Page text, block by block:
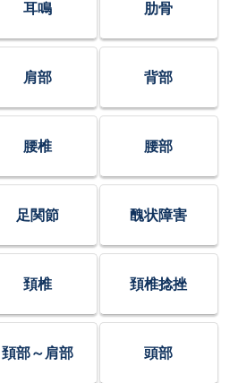
耳鳴 肋骨
肩部 背部
腰椎 腰部
足関節 醜状障害
頚椎 頚椎捻挫
頚部～肩部 頭部